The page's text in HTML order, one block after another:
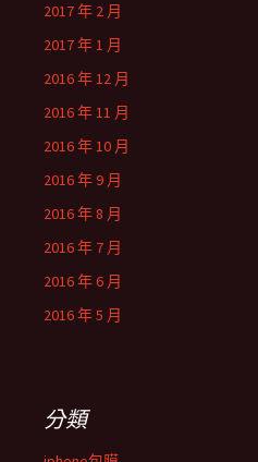
2017 年 2 月
2017 年 1 月
2016 年 12 月
2016 年 11 月
2016 年 10 月
2016 年 9 月
2016 年 8 月
2016 年 7 月
2016 年 6 月
2016 年 5 月
分類